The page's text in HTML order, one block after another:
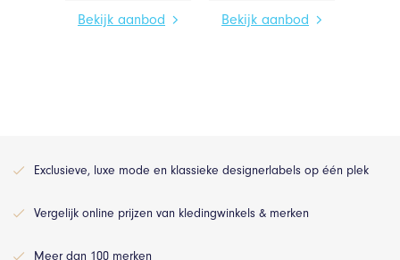
Bekijk aanbod Bekijk aanbod
Exclusieve, luxe mode en klassieke designerlabels op één plek
Vergelijk online prijzen van kledingwinkels & merken
Meer dan 100 merken